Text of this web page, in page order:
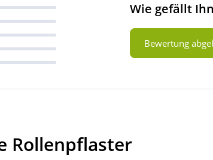
Wie gefällt
Bewertung
Rollenpflaster